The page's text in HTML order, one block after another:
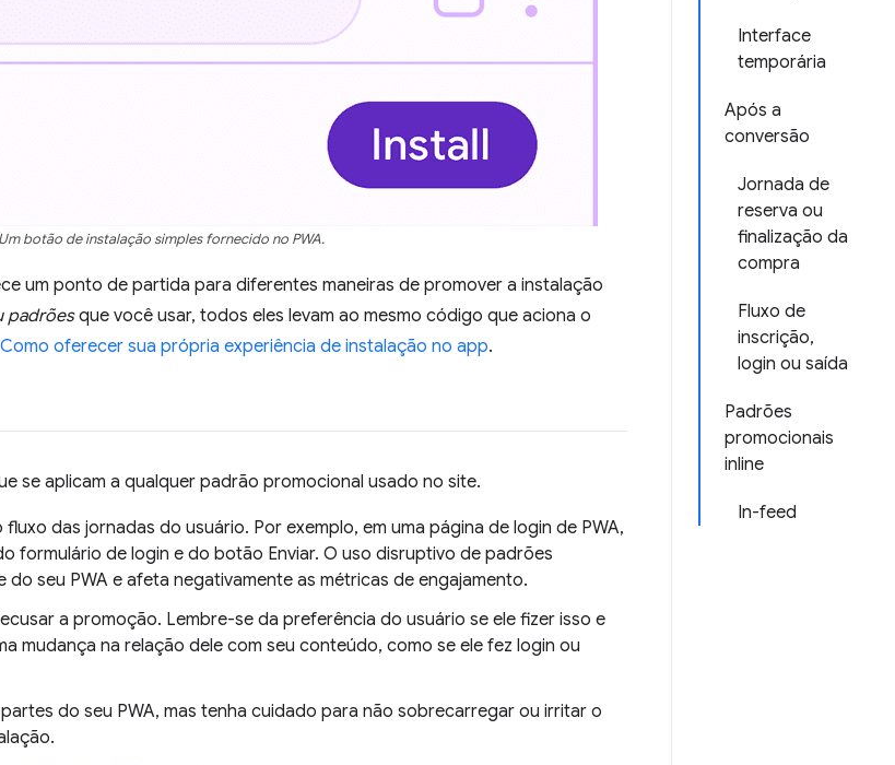
Interface
temporária
Após a
conversão
Jornada de
reserva ou
finalização da
compra
Fluxo de
inscrição,
login ou saída
Padrões
promocionais
inline
In-feed
Um botão de instalação simples fornecido no PWA.
um ponto de partida para diferentes maneiras de promover a instalação
padrõesque você usar, todos eles levam ao mesmo código que aciona o
Como oferecer sua própria experiência de instalação no app.
se aplicam a qualquer padrão promocional usado no site.
das jornadas do usuário. Por exemplo, em uma página de login de PWA,
formulário de login e do botão Enviar. O uso disruptivo de padrões
seu PWA e afeta negativamente as métricas de engajamento.
a promoção. Lembre-se da preferência do usuário se ele fizer isso e
mudança na relação dele com seu conteúdo, como se ele fez login ou
do seu PWA, mas tenha cuidado para não sobrecarregar ou irritar o